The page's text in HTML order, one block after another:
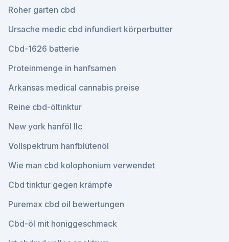
Roher garten cbd
Ursache medic cbd infundiert körperbutter
Cbd-1626 batterie
Proteinmenge in hanfsamen
Arkansas medical cannabis preise
Reine cbd-öltinktur
New york hanföl llc
Vollspektrum hanfblütenöl
Wie man cbd kolophonium verwendet
Cbd tinktur gegen krämpfe
Puremax cbd oil bewertungen
Cbd-öl mit honiggeschmack